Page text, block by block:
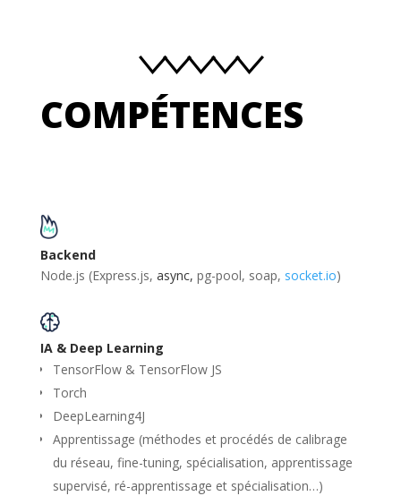
COMPÉTENCES
Backend
Node.js (Express.js, async, pg-pool, soap, socket.io)
IA & Deep Learning
TensorFlow & TensorFlow JS
Torch
DeepLearning4J
Apprentissage (méthodes et procédés de calibrage
du réseau, fine-tuning, spécialisation, apprentissage
supervisé, ré-apprentissage et spécialisation…)